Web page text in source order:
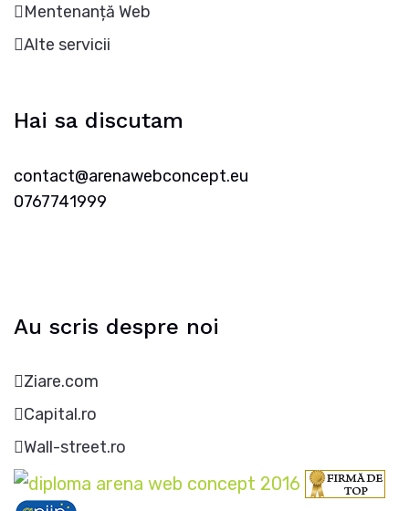
Mentenanță Web
Alte servicii
Hai sa discutam
contact@arenawebconcept.eu
0767741999
Au scris despre noi
Ziare.com
Capital.ro
Wall-street.ro